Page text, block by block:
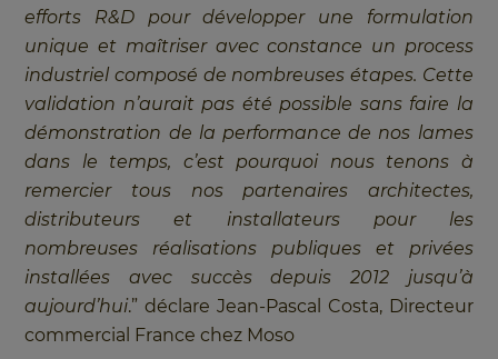
efforts R&D pour développer une formulation
unique et maîtriser avec constance un process
industriel composé de nombreuses étapes. Cette
validation n’aurait pas été possible sans faire la
démonstration de la performance de nos lames
dans le temps, c’est pourquoi nous tenons à
remercier tous nos partenaires architectes,
distributeurs et installateurs pour les
nombreuses réalisations publiques et privées
installées avec succès depuis 2012 jusqu’à
aujourd’hui.” déclare Jean-Pascal Costa, Directeur
commercial France chez Moso